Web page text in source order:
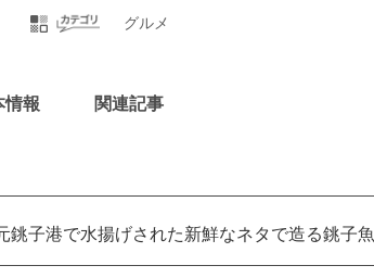
グルメ
情報 関連記事
銚子港で水揚げされた新鮮なネタで造る銚子